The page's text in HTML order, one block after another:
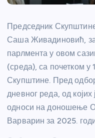
Председник
Саша Живадиновић,
парлмента у овом
(среда), са почетком у
Скупштине. Пред
дневног реда, од којих
односи на доношење
Варварин за 2025.